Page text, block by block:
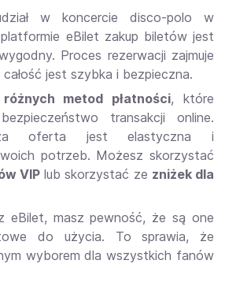
w koncercie disco-polo w
platformie eBilet zakup biletów jest
Proces rezerwacji zajmuje
jest szybka i bezpieczna.
metod płatności, które
transakcji online.
oferta jest elastyczna i
potrzeb. Możesz skorzystać
VIPlub skorzystać ze zniżek dla
eBilet, masz pewność, że są one
do użycia. To sprawia, że
wyborem dla wszystkich fanów